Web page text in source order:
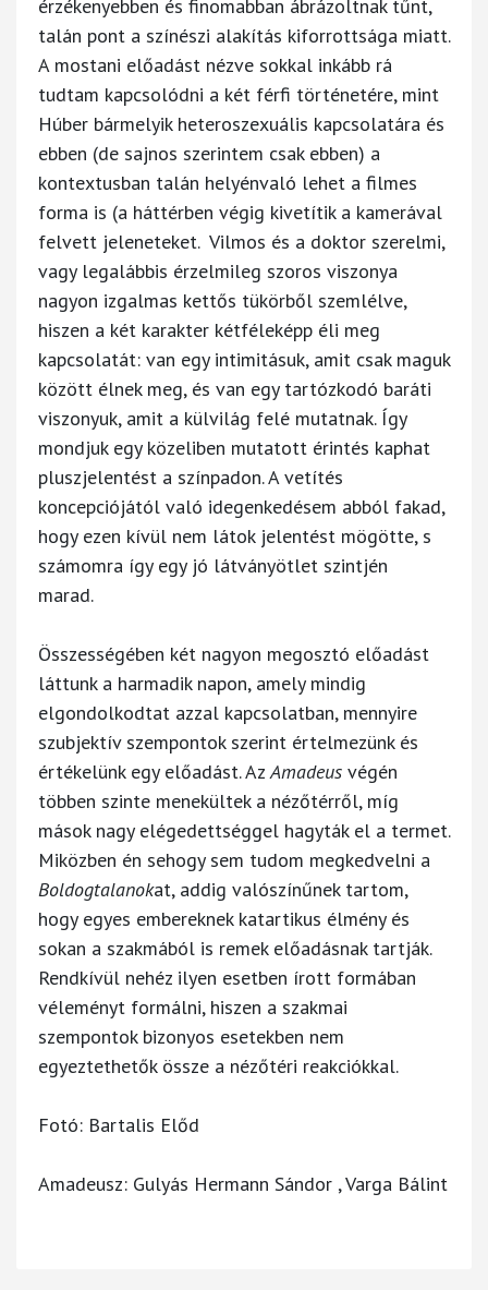
érzékenyebben és finomabban ábrázoltnak tűnt,
talán pont a színészi alakítás kiforrottsága miatt.
A mostani előadást nézve sokkal inkább rá
tudtam kapcsolódni a két férfi történetére, mint
Húber bármelyik heteroszexuális kapcsolatára és
ebben (de sajnos szerintem csak ebben) a
kontextusban talán helyénvaló lehet a filmes
forma is (a háttérben végig kivetítik a kamerával
felvett jeleneteket. Vilmos és a doktor szerelmi,
vagy legalábbis érzelmileg szoros viszonya
nagyon izgalmas kettős tükörből szemlélve,
hiszen a két karakter kétféleképp éli meg
kapcsolatát: van egy intimitásuk, amit csak maguk
között élnek meg, és van egy tartózkodó baráti
viszonyuk, amit a külvilág felé mutatnak. Így
mondjuk egy közeliben mutatott érintés kaphat
pluszjelentést a színpadon. A vetítés
koncepciójától való idegenkedésem abból fakad,
hogy ezen kívül nem látok jelentést mögötte, s
számomra így egy jó látványötlet szintjén
marad.
Összességében két nagyon megosztó előadást
láttunk a harmadik napon, amely mindig
elgondolkodtat azzal kapcsolatban, mennyire
szubjektív szempontok szerint értelmezünk és
értékelünk egy előadást. Az Amadeus végén
többen szinte menekültek a nézőtérről, míg
mások nagy elégedettséggel hagyták el a termet.
Miközben én sehogy sem tudom megkedvelni a
Boldogtalanokat, addig valószínűnek tartom,
hogy egyes embereknek katartikus élmény és
sokan a szakmából is remek előadásnak tartják.
Rendkívül nehéz ilyen esetben írott formában
véleményt formálni, hiszen a szakmai
szempontok bizonyos esetekben nem
egyeztethetők össze a nézőtéri reakciókkal.
Fotó: Bartalis Előd
Amadeusz: Gulyás Hermann Sándor , Varga Bálint